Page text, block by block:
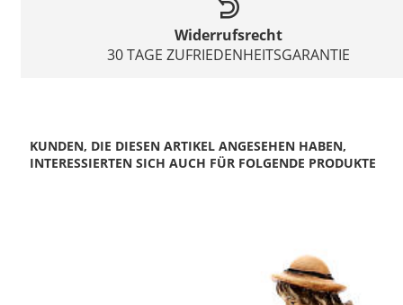
Widerrufsrecht
30 TAGE ZUFRIEDENHEITSGARANTIE
KUNDEN, DIE DIESEN ARTIKEL ANGESEHEN HABEN,
INTERESSIERTEN SICH AUCH FÜR FOLGENDE PRODUKTE